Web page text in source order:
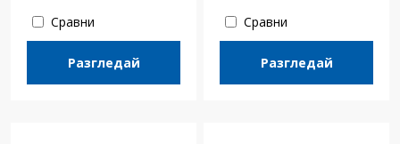
Сравни
Разгледай
Сравни
Разгледай